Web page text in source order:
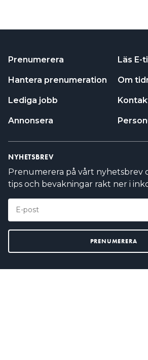
Prenumerera på vårt nyhetsbrev
tips och bevakningar rakt ner i